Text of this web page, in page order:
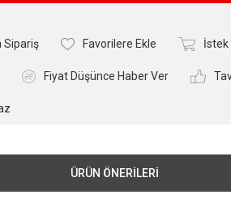
Sipariş Favorilere Ekle İstek
Fiyat Düşünce Haber Ver
ÜRÜN ÖNERILERI